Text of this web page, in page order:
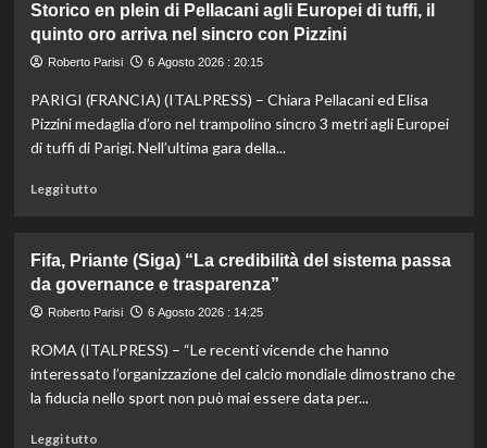
Bonucci
tra
i
Darderi
agli
ottavi
Masters
1000
di
set
Storico en plein di Pellacani agli Europei di tuffi, il
quinto oro arriva nel sincro con Pizzini
Roberto Parisi 6 Agosto 2026 : 20:15
PARIGI (FRANCIA) (ITALPRESS) – Chiara Pellacani ed Elisa
Pizzini medaglia d’oro nel trampolino sincro 3 metri agli Europei
di tuffi di Parigi. Nell’ultima gara della...
Leggi tuttoLeggi
Storico
en
plein
Pellacani
agli
Europei
Fifa, Priante (Siga) “La credibilità del sistema passa
da governance e trasparenza”
Roberto Parisi 6 Agosto 2026 : 14:25
ROMA (ITALPRESS) – “Le recenti vicende che hanno
interessato l’organizzazione del calcio mondiale dimostrano che
la fiducia nello sport non può mai essere data per...
Leggi tuttoLeggi